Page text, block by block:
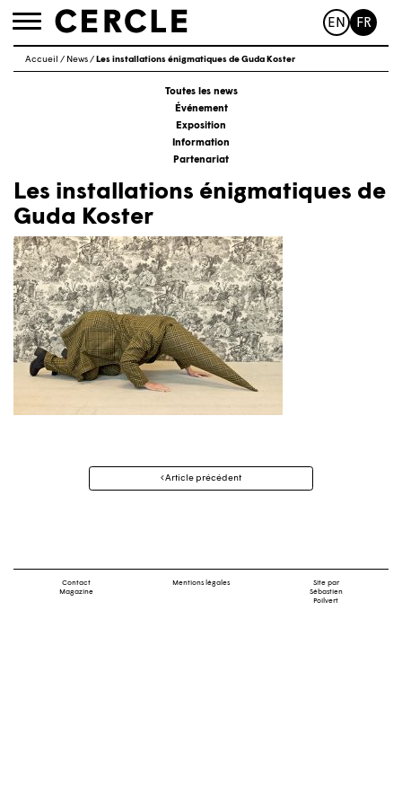
Toggle
EN FR
Accueil / News/ Les installations énigmatiques de Guda Koster
Toutes les news
Événement
Exposition
Information
Partenariat
Les installations énigmatiques de
Guda Koster
Navigation
Article précédent
Contact
Magazine
Mentions légales
Site par
Sébastien
Poilvert